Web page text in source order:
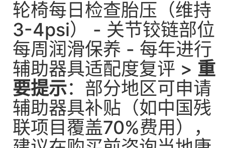
轮椅每日检查胎压（维持
3-4psi） - 关节铰链部位
每周润滑保养 - 每年进行
辅助器具适配度复评 > 重
要提示：部分地区可申请
辅助器具补贴（如中国残
联项目覆盖70%费用），